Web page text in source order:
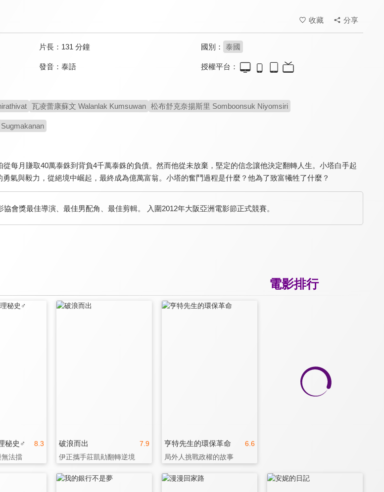
8.2
喜劇天團：勞萊與哈台
致敬影史傳奇喜劇天團
8.1
魚之子
日本最愛魚的辣個男人！
9.0
漫漫回家路 8.4
安妮的日記 7.9
絕代天后黛莉達
收藏 分享
片長： 131 分鐘 國別： 泰國
發音： 泰語 授權平台：
瓦凌蕾康蘇文 Walanlak Kumsuwan 松布舒克奈揚斯里 Somboonsuk Niyomsiri
每月賺取40萬泰銖到背負4千萬泰銖的負債。然而他從未放棄，堅定的信念讓他決定翻轉人生。小塔白手起
氣與毅力，從絕境中崛起，最終成為億萬富翁。小塔的奮鬥過程是什麼？他為了致富犧牲了什麼？
協會獎最佳導演、最佳男配角、最佳剪輯。 入圍2012年大阪亞洲電影節正式競賽。
電影排行
8.3
秘史♂
法擋
7.9
破浪而出
伊正攜手莊凱勛翻轉逆境
6.6
亨特先生的環保革命
局外人挑戰政權的故事